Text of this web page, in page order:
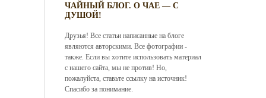
ЧАЙНЫЙ БЛОГ. О ЧАЕ — С
ДУШОЙ!
Друзья! Все статьи написанные на блоге
являются авторскими. Все фотографии -
также. Если вы хотите использовать материал
с нашего сайта, мы не против! Но,
пожалуйста, ставьте ссылку на источник!
Спасибо за понимание.